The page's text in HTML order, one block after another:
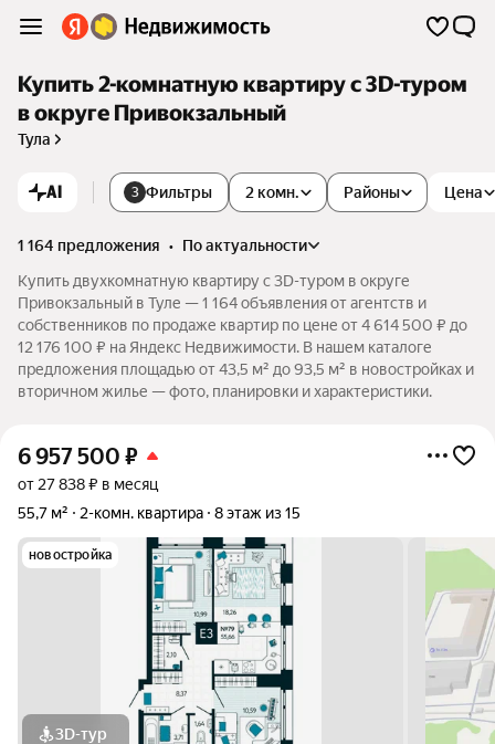
Купить 2-комнатную квартиру c 3D-туром
в округе Привокзальный
Тула
AI 3 Фильтры 2 комн. Цена
Районы
1 164 предложения •
по актуальности
Купить двухкомнатную квартиру c 3D-туром в округе
Привокзальный в Туле — 1 164 объявления от агентств и
собственников по продаже квартир по цене от 4 614 500 ₽ до
12 176 100 ₽ на Яндекс Недвижимости. В нашем каталоге
предложения площадью от 43,5 м² до 93,5 м² в новостройках и
вторичном жилье — фото, планировки и характеристики.
6 957 500 ₽
от 27 838 ₽ в месяц
55,7 м²
2-комн. квартира 8 этаж из 15
новостройка
3D-тур